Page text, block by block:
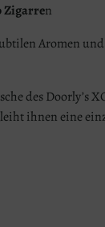
Zigarren
Aromen
des Doorly’s
ihnen eine